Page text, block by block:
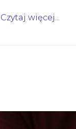
Czytaj więcej...